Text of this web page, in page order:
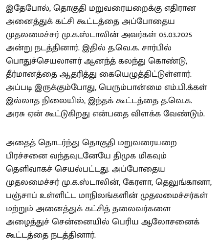
இதேபோல், தொகுதி மறுவரையறைக்கு எதிரான
அனைத்துக் கட்சி கூட்டத்தை அப்போதைய
முதலமைச்சர் மு.க.ஸ்டாலின் அவர்கள் 05.03.2025
அன்று நடத்தினார். இதில் த.வெ.க. சார்பில்
பொதுச்செயலாளர் ஆனந்த் கலந்து கொண்டு,
தீர்மானத்தை ஆதரித்து கையெழுத்திட்டுள்ளார்.
அப்படி இருக்கும்போது, பெரும்பான்மை எம்.பி.க்கள்
இல்லாத நிலையில், இந்தக் கூட்டத்தை த.வெ.க.
அரசு ஏன் கூட்டுகிறது என்பதை விளக்க வேண்டும்.
அதைத் தொடர்ந்து தொகுதி மறுவரையறை
பிரச்சனை வந்தவுடனேயே திமுக மிகவும்
தெளிவாகச் செயல்பட்டது. அப்போதைய
முதலமைச்சர் மு.க.ஸ்டாலின், கேரளா, தெலுங்கானா,
பஞ்சாப் உள்ளிட்ட மாநிலங்களின் முதலமைச்சர்கள்
மற்றும் அனைத்துக் கட்சித் தலைவர்களை
அழைத்துச் சென்னையில் பெரிய ஆலோசனைக்
கூட்டத்தை நடத்தினார்.